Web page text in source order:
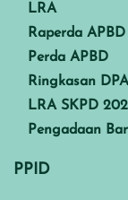
LRA
Raperda APBD
Perda APBD
Ringkasan DPA
LRA SKPD
Pengadaan
PPID